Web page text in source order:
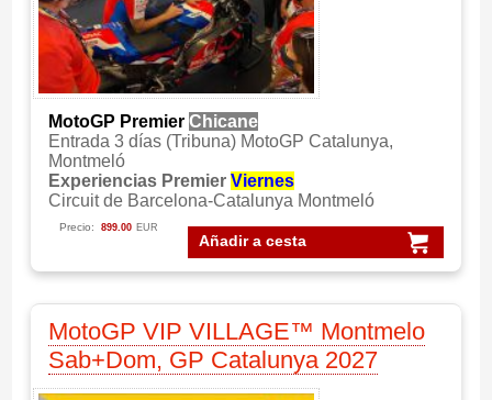
MotoGP Premier Chicane
Entrada 3 días (Tribuna) MotoGP Catalunya,
Montmeló
Experiencias Premier Viernes
Circuit de Barcelona-Catalunya Montmeló
Añadir a cesta
Precio: 899.00 EUR
MotoGP VIP VILLAGE™ Montmelo
Sab+Dom, GP Catalunya 2027